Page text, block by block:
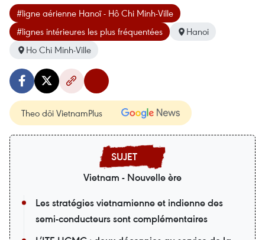
#ligne aérienne Hanoï - Hô Chi Minh-Ville
#lignes intérieures les plus fréquentées
Hanoi
Ho Chi Minh-Ville
Theo dõi VietnamPlus
Vietnam - Nouvelle ère
Les stratégies vietnamienne et indienne des
semi-conducteurs sont complémentaires